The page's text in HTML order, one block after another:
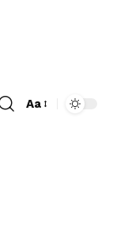
Aa